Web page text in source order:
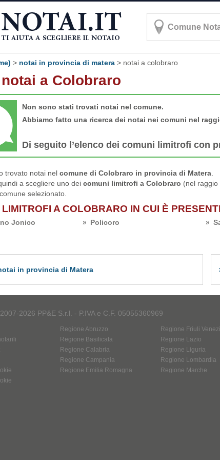
> notai in provincia di matera > notai a colobraro
a Colobraro
Non sono stati trovati notai nel comune.
Abbiamo fatto una ricerca dei notai nei comuni nel
Di seguito l’elenco dei comuni limitrofi con
trovato notai nel comune di Colobraro in provincia di Matera
a scegliere uno dei comuni limitrofi a Colobraro (nel raggio
selezionato.
A COLOBRARO IN CUI È
Jonico Policoro
in provincia di Matera
2026 PP&E S.r.l. - P.IVA e C.F. 05055360969
Regione Abruzzo
Regione Basilicata
Regione Calabria
Regione Campania
Regione Emilia Romagna
Regione Friuli
Regione Lazio
Regione Liguria
Regione Lombardia
Regione Marche